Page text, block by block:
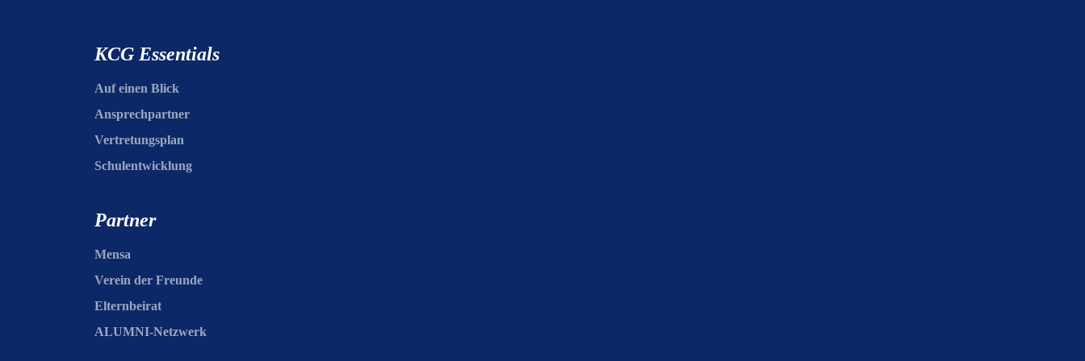
KCG Essentials
Auf einen Blick
Ansprechpartner
Vertretungsplan
Schulentwicklung
Partner
Mensa
Verein der Freunde
Elternbeirat
ALUMNI-Netzwerk